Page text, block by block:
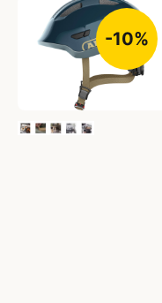
-10%